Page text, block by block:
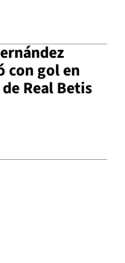
con gol en
Real Betis